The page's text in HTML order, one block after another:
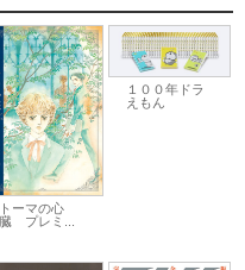
トーマの心
臓 プレミ...
１００年ドラ
えもん